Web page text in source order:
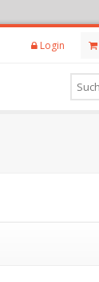
Login